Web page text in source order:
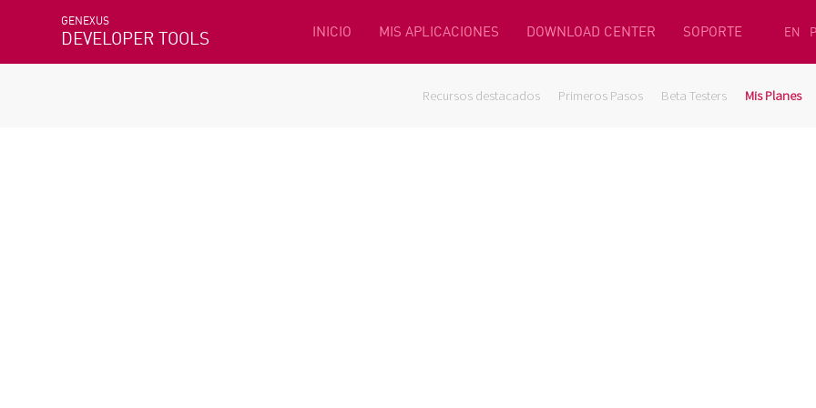
GENEXUS
DEVELOPER TOOLS INICIO MIS APLICACIONES DOWNLOAD CENTER SOPORTE EN
Recursos destacados Primeros Pasos Beta Testers Mis Planes